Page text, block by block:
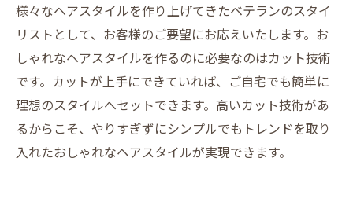
様々なヘアスタイルを作り上げてきたベテランのスタイ
リストとして、お客様のご要望にお応えいたします。お
しゃれなヘアスタイルを作るのに必要なのはカット技術
です。カットが上手にできていれば、ご自宅でも簡単に
理想のスタイルへセットできます。高いカット技術があ
るからこそ、やりすぎずにシンプルでもトレンドを取り
入れたおしゃれなヘアスタイルが実現できます。